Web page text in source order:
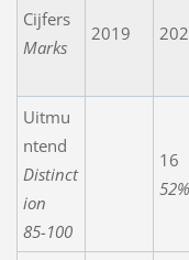
Cijfers
Marks
2019
Uitmu
ntend
Distinct
ion
85-100
16
52%